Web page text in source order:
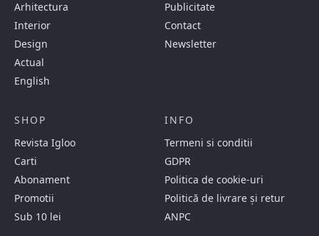
Arhitectura
Interior
Design
Actual
English
Publicitate
Contact
Newsletter
SHOP
Revista Igloo
Carti
Abonament
Promotii
Sub 10 lei
INFO
Termeni si conditii
GDPR
Politica de cookie-uri
Politică de livrare și retur
ANPC